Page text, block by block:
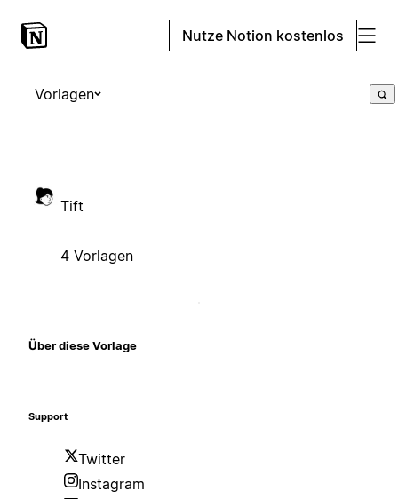
Nutze Notion kostenlos
Vorlagen
Tift
4 Vorlagen
Über diese Vorlage
Support
Twitter
Instagram